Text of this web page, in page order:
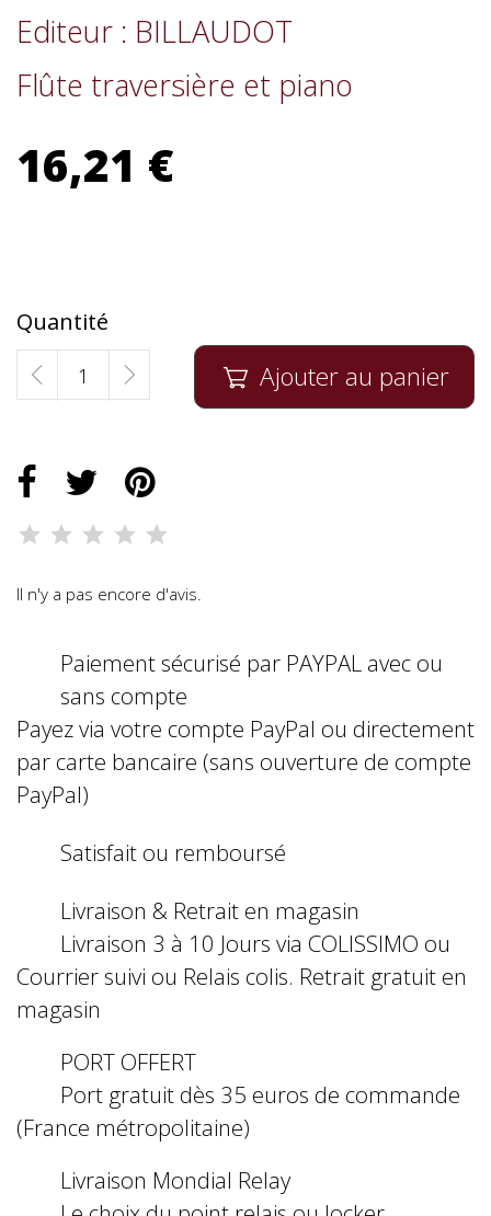
Editeur : BILLAUDOT
Flûte traversière et piano
16,21 €
Quantité
 Ajouter au panier
Il n'y a pas encore d'avis.
Paiement sécurisé par PAYPAL avec ou
sans compte
Payez via votre compte PayPal ou directement
par carte bancaire (sans ouverture de compte
PayPal)
Satisfait ou remboursé
Livraison & Retrait en magasin
Livraison 3 à 10 Jours via COLISSIMO ou
Courrier suivi ou Relais colis. Retrait gratuit en
magasin
PORT OFFERT
Port gratuit dès 35 euros de commande
(France métropolitaine)
Livraison Mondial Relay